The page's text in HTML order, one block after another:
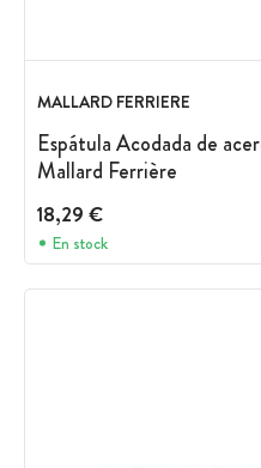
MALLARD FERRIERE
Espátula Acodada de
Mallard Ferrière
18,29 €
En stock